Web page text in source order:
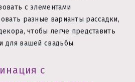
с элементами
разные варианты рассадки,
чтобы легче представить
для вашей свадьбы.
с